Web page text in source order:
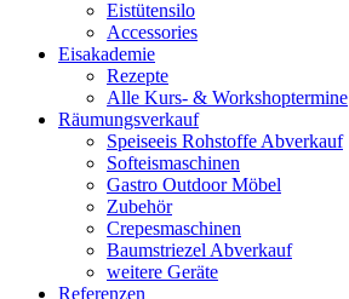
Eistütensilo
Accessories
Eisakademie
Rezepte
Alle Kurs- & Workshoptermine
Räumungsverkauf
Speiseeis Rohstoffe Abverkauf
Softeismaschinen
Gastro Outdoor Möbel
Zubehör
Crepesmaschinen
Baumstriezel Abverkauf
weitere Geräte
Referenzen